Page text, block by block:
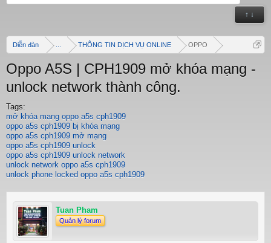
↑ ↓
Diễn đàn THÔNG TIN DỊCH VỤ ONLINE OPPO
Oppo A5S | CPH1909 mở khóa mạng -
unlock network thành công.
Tags:
mở khóa mạng oppo a5s cph1909
oppo a5s cph1909 bị khóa mạng
oppo a5s cph1909 mở mạng
oppo a5s cph1909 unlock
oppo a5s cph1909 unlock network
unlock network oppo a5s cph1909
unlock phone locked oppo a5s cph1909
Tuan Pham
Quản lý forum